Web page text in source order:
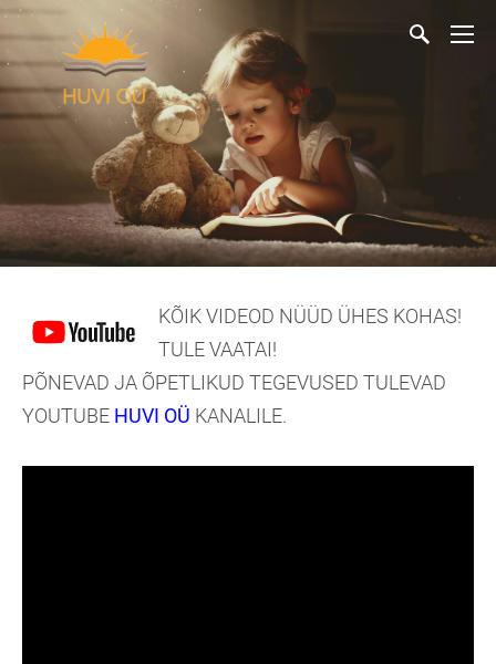
KÕIK VIDEOD NÜÜD ÜHES KOHAS!
TULE VAATAI!
PÕNEVAD JA ÕPETLIKUD TEGEVUSED TULEVAD
YOUTUBE HUVI OÜ KANALILE.